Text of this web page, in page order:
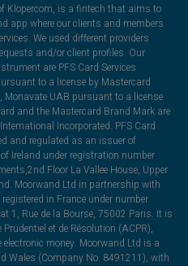
Klopercom, is a fintech that aims to
app where our clients and members
We used different providers
and/or client profiles. Our
are PFS Card Services
to a license by Mastercard
UAB pursuant to a license
and the Mastercard Brand Mark are
Incorporated. PFS Card
and regulated as an issuer of
Ireland under registration number
Floor La Vallee House, Upper
Moorwand Ltd in partnership with
in France under number
1, Rue de la Bourse, 75002 Paris. It is
et de Résolution (ACPR),
money. Moorwand Ltd is a
Wales (Company No. 8491211), with